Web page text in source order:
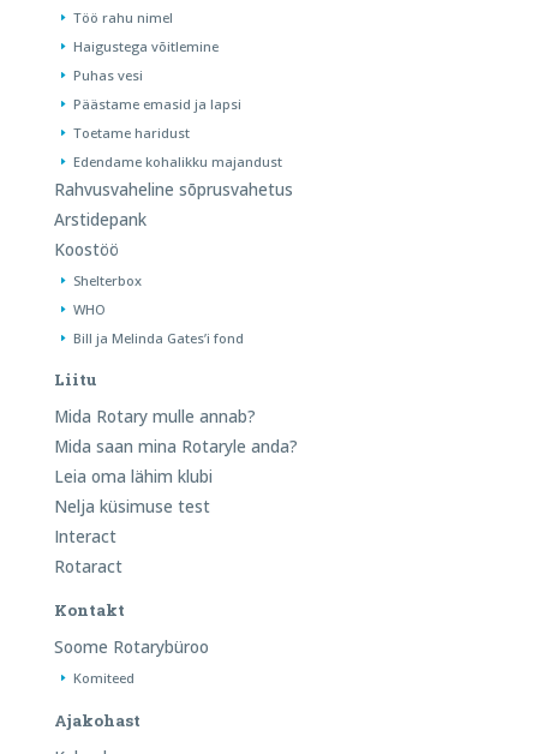
Töö rahu nimel
Haigustega võitlemine
Puhas vesi
Päästame emasid ja lapsi
Toetame haridust
Edendame kohalikku majandust
Rahvusvaheline sõprusvahetus
Arstidepank
Koostöö
Shelterbox
WHO
Bill ja Melinda Gates’i fond
Liitu
Mida Rotary mulle annab?
Mida saan mina Rotaryle anda?
Leia oma lähim klubi
Nelja küsimuse test
Interact
Rotaract
Kontakt
Soome Rotarybüroo
Komiteed
Ajakohast